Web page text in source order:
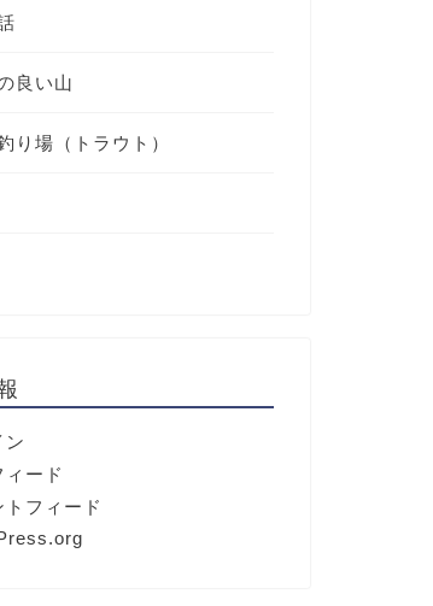
良い山
り場（トラウト）
ン
ード
トフィード